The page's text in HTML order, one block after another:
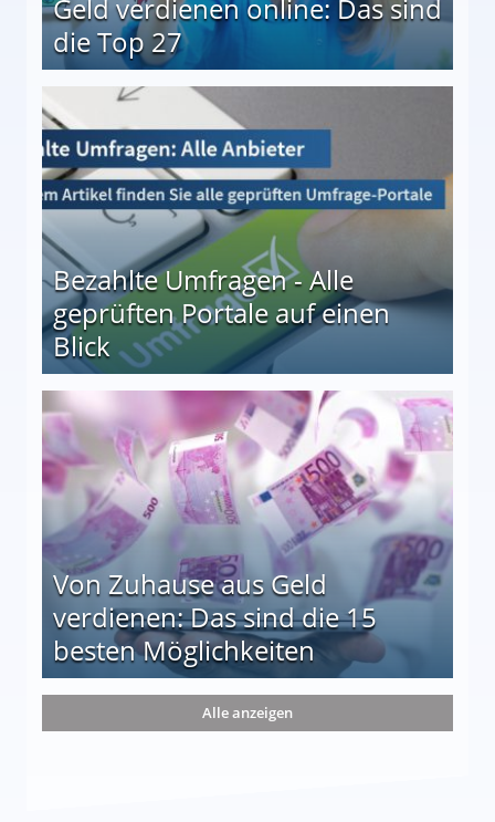
Geld verdienen online: Das sind
die Top 27
Bezahlte Umfragen - Alle
geprüften Portale auf einen
Blick
auf einen Blick
Von Zuhause aus Geld
verdienen: Das sind die 15
besten Möglichkeiten
die 15 besten Möglichkeiten
Alle anzeigen